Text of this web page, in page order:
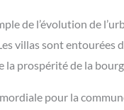
de l’évolution de
villas sont
la prospérité de la
pour la